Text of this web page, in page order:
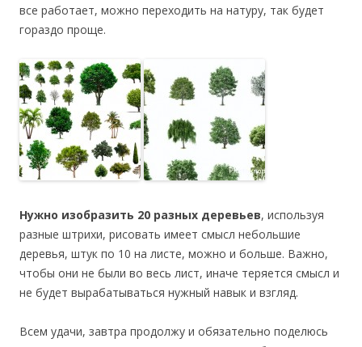
все работает, можно переходить на натуру, так будет
гораздо проще.
Нужно изобразить 20 разных деревьев, используя
разные штрихи, рисовать имеет смысл небольшие
деревья, штук по 10 на листе, можно и больше. Важно,
чтобы они не были во весь лист, иначе теряется смысл и
не будет вырабатываться нужный навык и взгляд.
Всем удачи, завтра продолжу и обязательно поделюсь